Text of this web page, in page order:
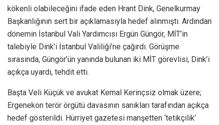
kökenli olabileceğini ifade eden Hrant Dink, Genelkurmay
Başkanlığının sert bir açıklamasıyla hedef alınmıştı. Ardından
dönemin İstanbul Vali Yardımcısı Ergün Güngör, MİT’in
talebiyle Dink’i İstanbul Valiliği’ne çağırdı. Görüşme
sırasında, Güngör’ün yanında bulunan iki MİT görevlisi, Dink’i
açıkça uyardı, tehdit etti.
Başta Veli Küçük ve avukat Kemal Kerinçsiz olmak üzere;
Ergenekon terör örgütü davasının sanıkları tarafından açıkça
hedef gösterildi. Hürriyet gazetesi manşetten ‘tetikçilik’